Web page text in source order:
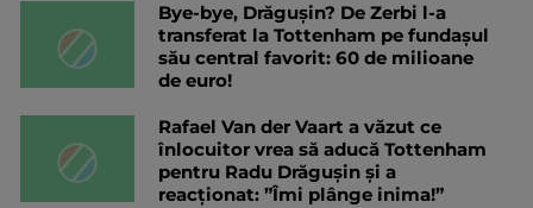
Bye-bye, Drăgușin? De Zerbi l-a
transferat la Tottenham pe fundașul
său central favorit: 60 de milioane
de euro!
Rafael Van der Vaart a văzut ce
înlocuitor vrea să aducă Tottenham
pentru Radu Drăgușin și a
reacționat: ”Îmi plânge inima!”